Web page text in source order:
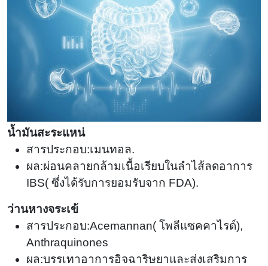
น้ำมันสะระแหน่
สารประกอบ:เมนทอล.
ผล:ผ่อนคลายกล้ามเนื้อเรียบในลำไส้ลดอาการ
IBS( ซึ่งได้รับการยอมรับจาก FDA).
ว่านหางจระเข้
สารประกอบ:Acemannan( โพลีแซคคาไรด์),
Anthraquinones
ผล:บรรเทาอาการอิจฉาริษยาและส่งเสริมการ